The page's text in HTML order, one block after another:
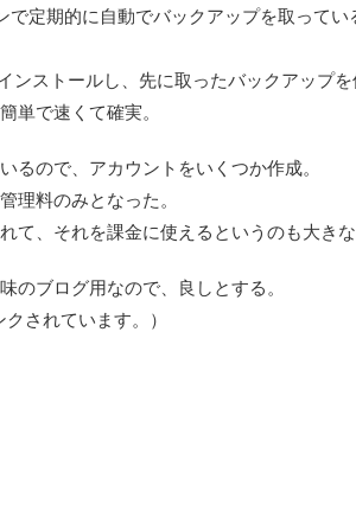
定期的に自動でバックアップを取ってい
ストールし、先に取ったバックアップを
単で速くて確実。
るので、アカウントをいくつか作成。
理料のみとなった。
て、それを課金に使えるというのも大きな
のブログ用なので、良しとする。
されています。）